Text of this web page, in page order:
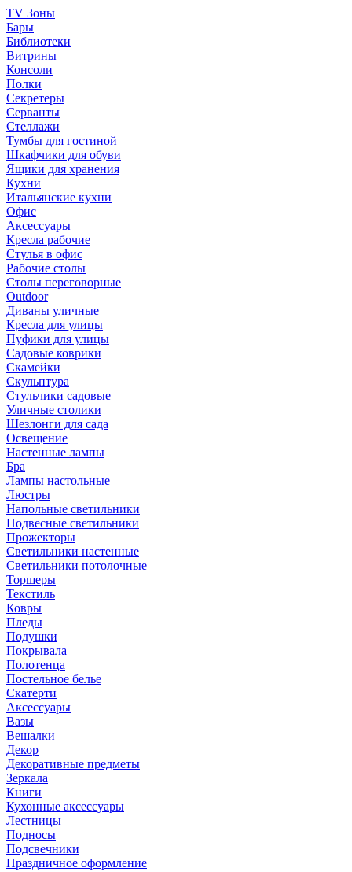
TV Зоны
Бары
Библиотеки
Витрины
Консоли
Полки
Секретеры
Серванты
Стеллажи
Тумбы для гостиной
Шкафчики для обуви
Ящики для хранения
Кухни
Итальянские кухни
Офис
Аксессуары
Кресла рабочие
Стулья в офис
Рабочие столы
Столы переговорные
Outdoor
Диваны уличные
Кресла для улицы
Пуфики для улицы
Садовые коврики
Скамейки
Скульптура
Стульчики садовые
Уличные столики
Шезлонги для сада
Освещение
Hастенные лампы
Бра
Лампы настольные
Люстры
Напольные светильники
Подвесные светильники
Прожекторы
Светильники настенные
Светильники потолочные
Торшеры
Текстиль
Ковры
Пледы
Подушки
Покрывала
Полотенца
Постельное белье
Скатерти
Аксессуары
Вазы
Вешалки
Декор
Декоративные предметы
Зеркала
Книги
Кухонные аксессуары
Лестницы
Подносы
Подсвечники
Праздничное оформление